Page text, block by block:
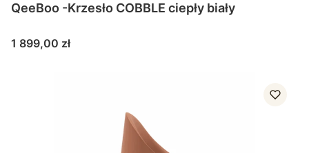
QeeBoo -Krzesło COBBLE ciepły biały
Cena
1 899,00 zł